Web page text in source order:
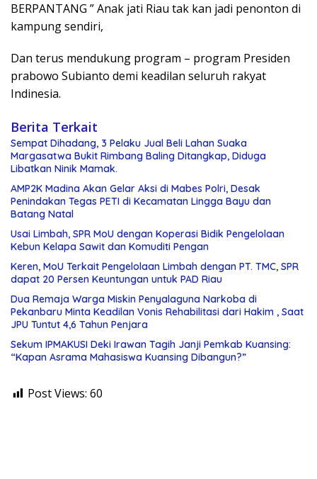
BERPANTANG ” Anak jati Riau tak kan jadi penonton di
kampung sendiri,
Dan terus mendukung program – program Presiden
prabowo Subianto demi keadilan seluruh rakyat
Indinesia.
Berita Terkait
Sempat Dihadang, 3 Pelaku Jual Beli Lahan Suaka
Margasatwa Bukit Rimbang Baling Ditangkap, Diduga
Libatkan Ninik Mamak.
AMP2K Madina Akan Gelar Aksi di Mabes Polri, Desak
Penindakan Tegas PETI di Kecamatan Lingga Bayu dan
Batang Natal
Usai Limbah, SPR MoU dengan Koperasi Bidik Pengelolaan
Kebun Kelapa Sawit dan Komuditi Pengan
Keren, MoU Terkait Pengelolaan Limbah dengan PT. TMC, SPR
dapat 20 Persen Keuntungan untuk PAD Riau
Dua Remaja Warga Miskin Penyalaguna Narkoba di
Pekanbaru Minta Keadilan Vonis Rehabilitasi dari Hakim , Saat
JPU Tuntut 4,6 Tahun Penjara
Sekum IPMAKUSI Deki Irawan Tagih Janji Pemkab Kuansing:
“Kapan Asrama Mahasiswa Kuansing Dibangun?”
Post Views: 60